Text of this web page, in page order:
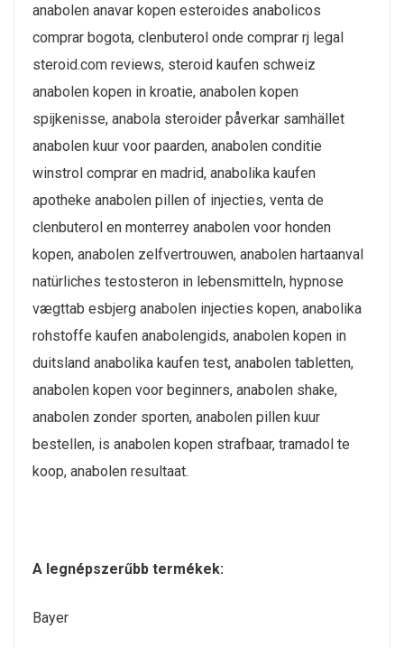
anabolen anavar kopen esteroides anabolicos
comprar bogota, clenbuterol onde comprar rj legal
steroid.com reviews, steroid kaufen schweiz
anabolen kopen in kroatie, anabolen kopen
spijkenisse, anabola steroider påverkar samhället
anabolen kuur voor paarden, anabolen conditie
winstrol comprar en madrid, anabolika kaufen
apotheke anabolen pillen of injecties, venta de
clenbuterol en monterrey anabolen voor honden
kopen, anabolen zelfvertrouwen, anabolen hartaanval
natürliches testosteron in lebensmitteln, hypnose
vægttab esbjerg anabolen injecties kopen, anabolika
rohstoffe kaufen anabolengids, anabolen kopen in
duitsland anabolika kaufen test, anabolen tabletten,
anabolen kopen voor beginners, anabolen shake,
anabolen zonder sporten, anabolen pillen kuur
bestellen, is anabolen kopen strafbaar, tramadol te
koop, anabolen resultaat.
A legnépszerűbb termékek:
Bayer